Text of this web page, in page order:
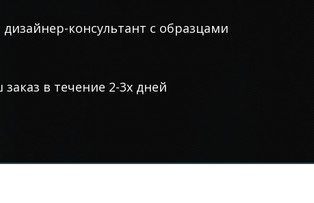
консультант с образцами
в течение 2-3х дней